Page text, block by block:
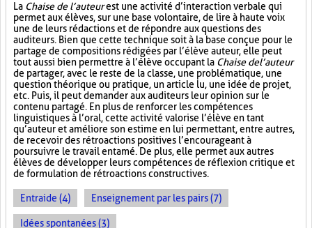
La Chaise de l’auteurest une activité d’interaction verbale qui
permet aux élèves, sur une base volontaire, de lire à haute voix
une de leurs rédactions et de répondre aux questions des
auditeurs. Bien que cette technique soit à la base conçue pour le
partage de compositions rédigées par l’élève auteur, elle peut
tout aussi bien permettre à l’élève occupant la Chaise de l’auteur
de partager, avec le reste de la classe, une problématique, une
question théorique ou pratique, un article lu, une idée de projet,
etc. Puis, il peut demander aux auditeurs leur opinion sur le
contenu partagé. En plus de renforcer les compétences
linguistiques à l’oral, cette activité valorise l’élève en tant
qu’auteur et améliore son estime en lui permettant, entre autres,
de recevoir des rétroactions positives l’encourageant à
poursuivre le travail entamé. De plus, elle permet aux autres
élèves de développer leurs compétences de réflexion critique et
de formulation de rétroactions constructives.
Entraide (4) Enseignement par les pairs (7)
Idées spontanées (3)